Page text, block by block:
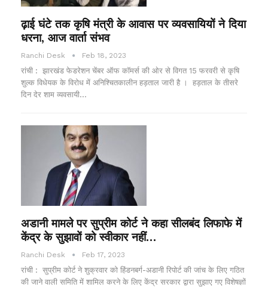
ढ़ाई घंटे तक कृषि मंत्री के आवास पर व्यवसायियों ने दिया
धरना, आज वार्ता संभव
Ranchi Desk Feb 18, 2023
रांची : झारखंड फेडरेशन चेंबर ऑफ कॉमर्स की ओर से विगत 15 फरवरी से कृषि
शुल्क विधेयक के विरोध में अनिश्चितकालीन हड़ताल जारी है । हड़ताल के तीसरे
दिन देर शाम व्यवसायी…
अडानी मामले पर सुप्रीम कोर्ट ने कहा सीलबंद लिफाफे में
केंद्र के सुझावों को स्वीकार नहीं…
Ranchi Desk Feb 17, 2023
रांची : सुप्रीम कोर्ट ने शुक्रवार को हिंडनबर्ग-अडानी रिपोर्ट की जांच के लिए गठित
की जाने वाली समिति में शामिल करने के लिए केंद्र सरकार द्वारा सुझाए गए विशेषज्ञों